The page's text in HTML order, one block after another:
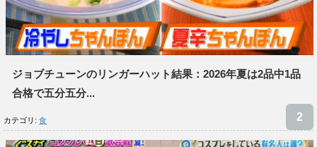
ジョブチューンのリンガーハット結果：2026年夏は2品中1品
合格で五分五分...
カテゴリ: 食